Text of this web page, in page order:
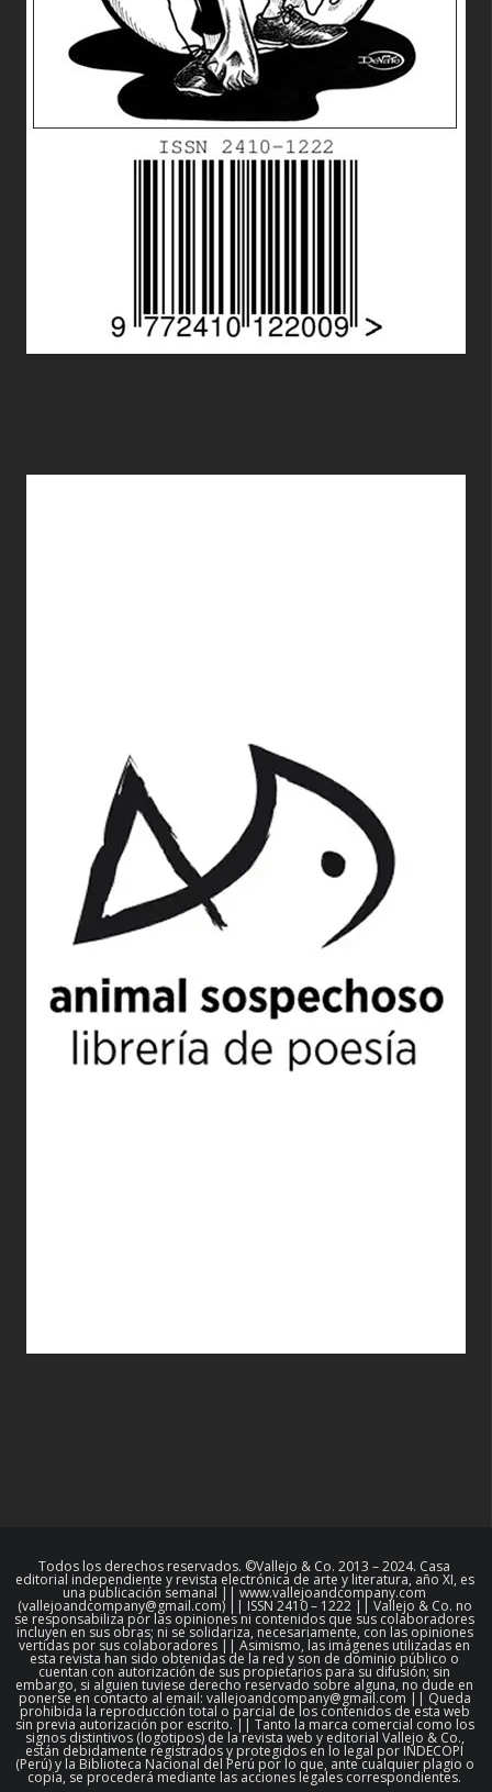
Todos los derechos reservados. ©Vallejo & Co. 2013 – 2024. Casa
editorial independiente y revista electrónica de arte y literatura, año XI, es
una publicación semanal || www.vallejoandcompany.com
(vallejoandcompany@gmail.com) || ISSN 2410 – 1222 || Vallejo & Co. no
se responsabiliza por las opiniones ni contenidos que sus colaboradores
incluyen en sus obras; ni se solidariza, necesariamente, con las opiniones
vertidas por sus colaboradores || Asimismo, las imágenes utilizadas en
esta revista han sido obtenidas de la red y son de dominio público o
cuentan con autorización de sus propietarios para su difusión; sin
embargo, si alguien tuviese derecho reservado sobre alguna, no dude en
ponerse en contacto al email: vallejoandcompany@gmail.com || Queda
prohibida la reproducción total o parcial de los contenidos de esta web
sin previa autorización por escrito. || Tanto la marca comercial como los
signos distintivos (logotipos) de la revista web y editorial Vallejo & Co.,
están debidamente registrados y protegidos en lo legal por INDECOPI
(Perú) y la Biblioteca Nacional del Perú por lo que, ante cualquier plagio o
copia, se procederá mediante las acciones legales correspondientes.